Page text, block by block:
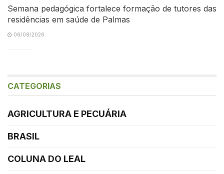
Semana pedagógica fortalece formação de tutores das
residências em saúde de Palmas
06/08/2026
CATEGORIAS
AGRICULTURA E PECUÁRIA
BRASIL
COLUNA DO LEAL